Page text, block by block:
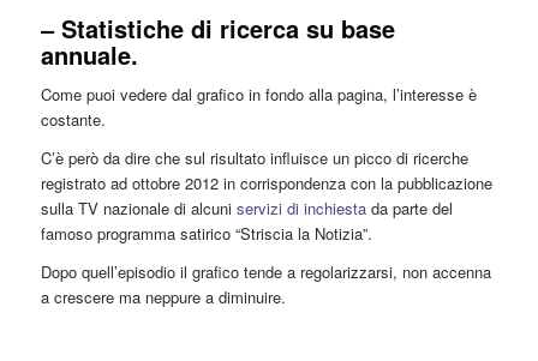
– Statistiche di ricerca su base
annuale.
Come puoi vedere dal grafico in fondo alla pagina, l’interesse è
costante.
C’è però da dire che sul risultato influisce un picco di ricerche
registrato ad ottobre 2012 in corrispondenza con la pubblicazione
sulla TV nazionale di alcuni servizi di inchiestada parte del
famoso programma satirico “Striscia la Notizia”.
Dopo quell’episodio il grafico tende a regolarizzarsi, non accenna
a crescere ma neppure a diminuire.